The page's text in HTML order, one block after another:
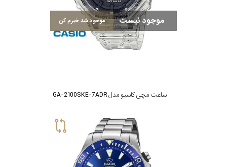
موجود نیست موجود شد خبرم کن
ساعت مچی کاسیو مدل GA-2100SKE-7ADR